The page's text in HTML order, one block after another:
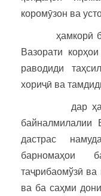
коромӯзон ва
ҳамкорӣ бо
Вазорати
раводиди
хориҷӣ ва
дар
дастрас
барномаҳои
таҷрибаомўзӣ
ва ба саҳми